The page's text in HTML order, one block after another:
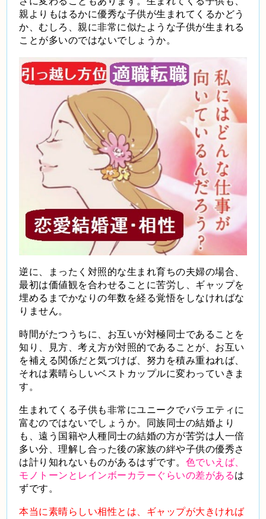
親よりもはるかに優秀な子供が生まれてくるかどう
か、むしろ、親に非常に似たような子供が生まれる
ことが多いのではないでしょうか。
逆に、まったく対照的な生まれ育ちの夫婦の場合、
最初は価値観を合わせることに苦労し、ギャップを
埋めるまでかなりの年数を経る覚悟をしなければな
りません。
時間がたつうちに、お互いが対極同士であることを
知り、見方、考え方が対照的であることが、お互い
を補える関係だと気づけば、努力を積み重ねれば、
それは素晴らしいベストカップルに変わっていきま
す。
生まれてくる子供も非常にユニークでバラエティに
富むのではないでしょうか。同族同士の結婚より
も、遠う国籍や人種同士の結婚の方が苦労は人一倍
多い分、理解し合った後の家族の絆や子供の優秀さ
は計り知れないものがあるはずです。 色でいえば、
モノトーンとレインボーカラーぐらいの差があるは
ずです。
本当に素晴らしい相性とは、ギャップが大きければ